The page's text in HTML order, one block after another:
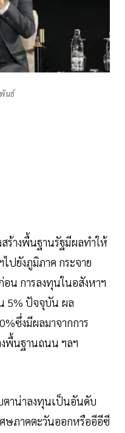
นธ์
ร้างพื้นฐานรัฐมีผลทำให้
ไปยังภูมิภาค กระจาย
น การลงทุนในอสังหาฯ
5% ปัจจุบัน ผล
ซึ่งมีผลมาจากการ
งพื้นฐานถนน ฯลฯ
ตาน่าลงทุนเป็นอันดับ
ษภาคตะวันออกหรืออีอีซี